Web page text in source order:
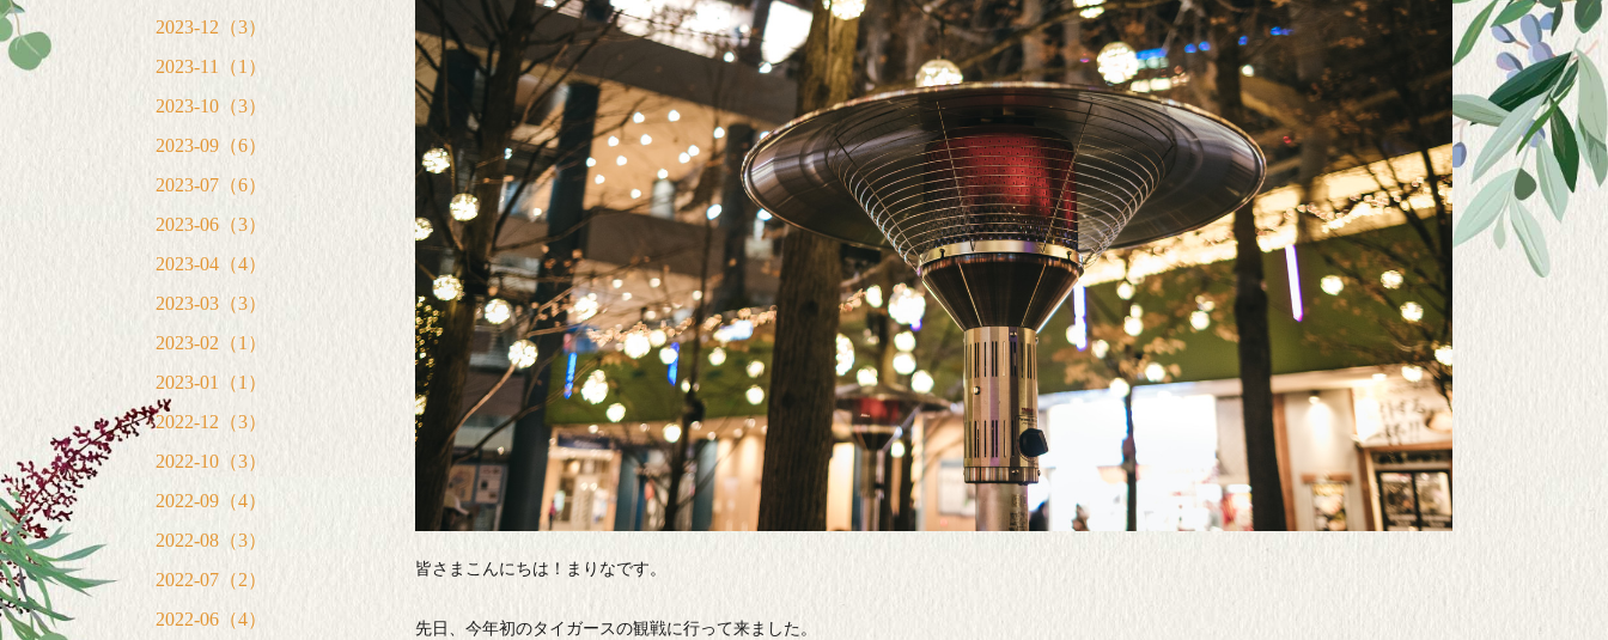
皆さまこんにちは！まりなです。
先日、今年初のタイガースの観戦に行って来ました。
2023-12（3）
2023-11（1）
2023-10（3）
2023-09（6）
2023-07（6）
2023-06（3）
2023-04（4）
2023-03（3）
2023-02（1）
2023-01（1）
2022-12（3）
2022-10（3）
2022-09（4）
2022-08（3）
2022-07（2）
2022-06（4）